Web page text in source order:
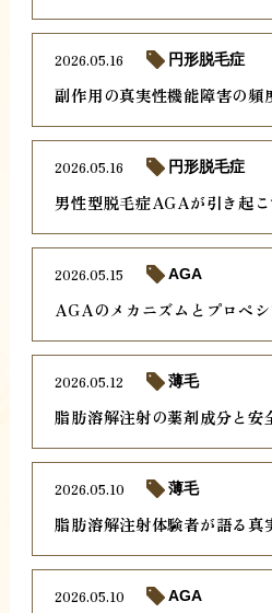
副作用の真実性機能障害の頻
2026.05.16 円形脱毛症
男性型脱毛症AGAが引き起
2026.05.16 円形脱毛症
AGAのメカニズムとプロペ
2026.05.15 AGA
脂肪溶解注射の薬剤成分と安
2026.05.12 薄毛
脂肪溶解注射体験者が語る真
2026.05.10 薄毛
2026.05.10 AGA